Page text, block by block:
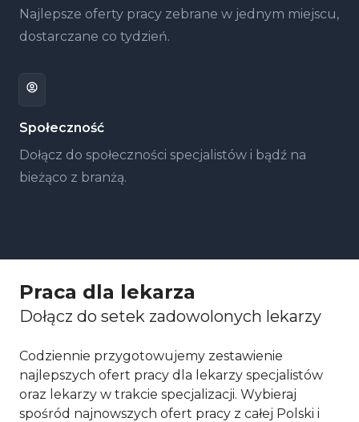
Najlepsze oferty pracy zebrane w jednym miejscu,
dostarczane co tydzień.
Społeczność
Dołącz do społeczności specjalistów i bądź na
bieżąco z branżą.
Praca dla lekarza
Dołącz do setek zadowolonych lekarzy
Codziennie przygotowujemy zestawienie
najlepszych ofert pracy dla lekarzy specjalistów
oraz lekarzy w trakcie specjalizacji. Wybieraj
spośród najnowszych ofert pracy z całej Polski i